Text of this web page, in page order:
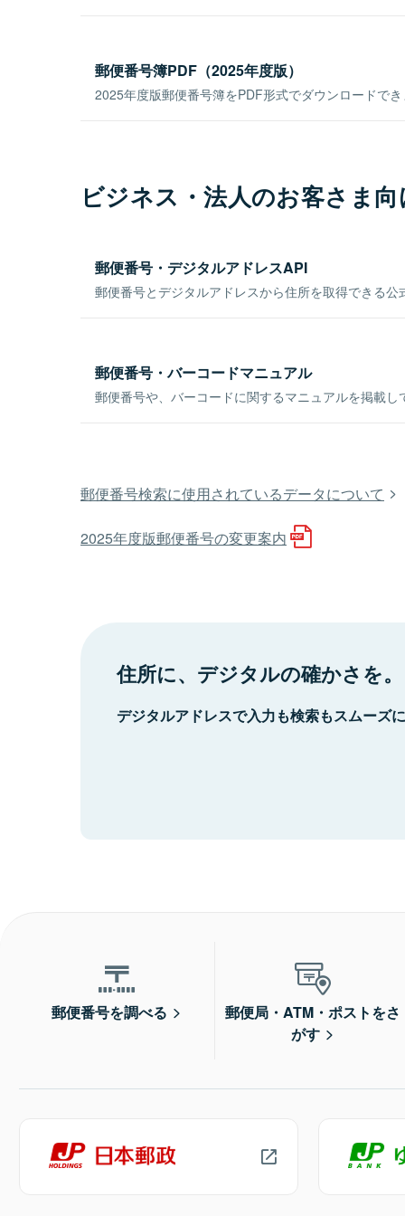
郵便番号簿PDF（2025年度版）
2025年度版郵便番号簿をPDF形式でダウンロードで
ビジネス・法人のお客さま
郵便番号・デジタルアドレスAPI
郵便番号とデジタルアドレスから住所を取得できる公
郵便番号・バーコードマニュアル
郵便番号や、バーコードに関するマニュアルを掲載し
郵便番号検索に使用されているデータについて
2025年度版郵便番号の変更案内
住所に、デジタルの確かさを。
デジタルアドレスで入力も検索もスムーズ
郵便番号を調べる
郵便局・ATM・ポストをさ
がす